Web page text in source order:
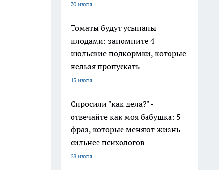
30 июля
Томаты будут усыпаны
плодами: запомните 4
июльские подкормки, которые
нельзя пропускать
13 июля
Спросили "как дела?" -
отвечайте как моя бабушка: 5
фраз, которые меняют жизнь
сильнее психологов
28 июля